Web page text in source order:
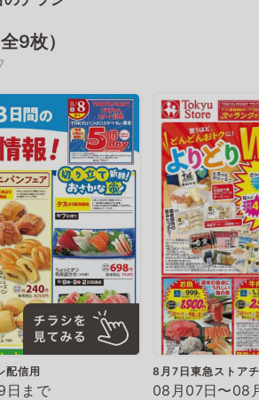
9枚）
配信用
日まで
8月7日東急ストア
08月07日〜08